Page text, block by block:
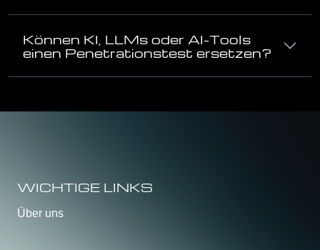
Können KI, LLMs oder AI-Tools
einen Penetrationstest ersetzen?
WICHTIGE LINKS
Über uns